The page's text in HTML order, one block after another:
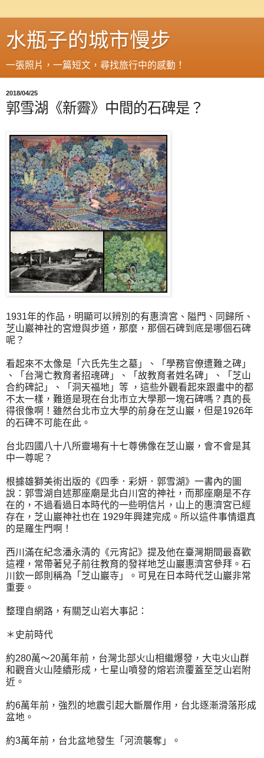
水瓶子的城市慢步
一張照片，一篇短文，尋找旅行中的感動！
2018/04/25
郭雪湖《新霽》中間的石碑是？
1931年的作品，明顯可以辨別的有惠濟宮、隘門、同歸所、
芝山巖神社的宮燈與步道，那麼，那個石碑到底是哪個石碑
呢？
看起來不太像是「六氏先生之墓」、「學務官僚遭難之碑」
、「台灣亡教育者招魂碑」、「故教育者姓名碑」、「芝山
合約碑記」、「洞天福地」等 ，這些外觀看起來跟畫中的都
不太一樣，難道是現在台北市立大學那一塊石碑嗎？真的長
得很像啊！雖然台北市立大學的前身在芝山巖，但是1926年
的石碑不可能在此。
台北四國八十八所靈場有十七尊佛像在芝山巖，會不會是其
中一尊呢？
根據雄獅美術出版的《四季．彩妍．郭雪湖》一書內的圖
說：郭雪湖自述那座廟是北白川宮的神社，而那座廟是不存
在的，不過看過日本時代的一些明信片，山上的惠濟宮已經
存在，芝山巖神社也在 1929年興建完成。所以這件事情還真
的是羅生門啊！
西川滿在紀念潘永清的《元宵記》提及他在臺灣期間最喜歡
這裡，常帶著兒子前往教育的發祥地芝山巖惠濟宮參拜。石
川欽一郎則稱為「芝山巖寺」。可見在日本時代芝山巖非常
重要。
整理自網路，有關芝山岩大事記：
＊史前時代
約280萬～20萬年前，台灣北部火山相繼爆發，大屯火山群
和觀音火山陸續形成，七星山噴發的熔岩流覆蓋至芝山岩附
近。
約6萬年前，強烈的地震引起大斷層作用，台北逐漸滑落形成
盆地。
約3萬年前，台北盆地發生「河流襲奪」。